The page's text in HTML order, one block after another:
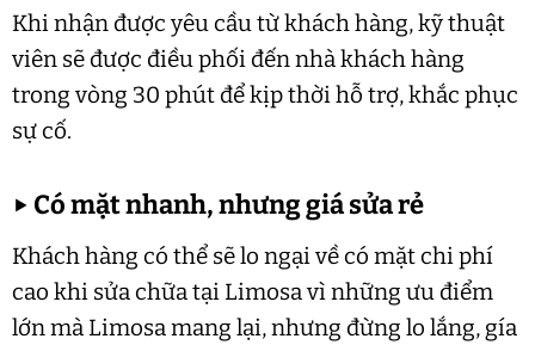
Khi nhận được yêu cầu từ khách hàng, kỹ thuật
viên sẽ được điều phối đến nhà khách hàng
trong vòng 30 phút để kịp thời hỗ trợ, khắc phục
sự cố.
▶ Có mặt nhanh, nhưng giá sửa rẻ
Khách hàng có thể sẽ lo ngại về có mặt chi phí
cao khi sửa chữa tại Limosa vì những ưu điểm
lớn mà Limosa mang lại, nhưng đừng lo lắng, gía